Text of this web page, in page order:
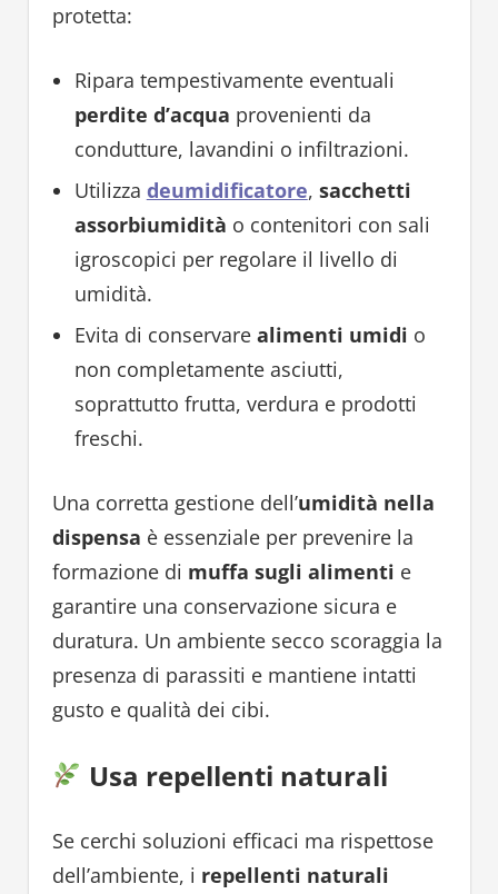
protetta:
Ripara tempestivamente eventuali
perdite d’acqua provenienti da
condutture, lavandini o infiltrazioni.
Utilizza deumidificatore, sacchetti
assorbiumidità o contenitori con sali
igroscopici per regolare il livello di
umidità.
Evita di conservare alimenti umidi o
non completamente asciutti,
soprattutto frutta, verdura e prodotti
freschi.
Una corretta gestione dell’umidità nella
dispensa è essenziale per prevenire la
formazione di muffa sugli alimenti e
garantire una conservazione sicura e
duratura. Un ambiente secco scoraggia la
presenza di parassiti e mantiene intatti
gusto e qualità dei cibi.
Usa repellenti naturali
Se cerchi soluzioni efficaci ma rispettose
dell’ambiente, i repellenti naturali